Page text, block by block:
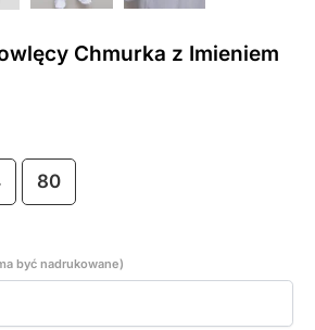
Chmurka z Imieniem
80
być nadrukowane)